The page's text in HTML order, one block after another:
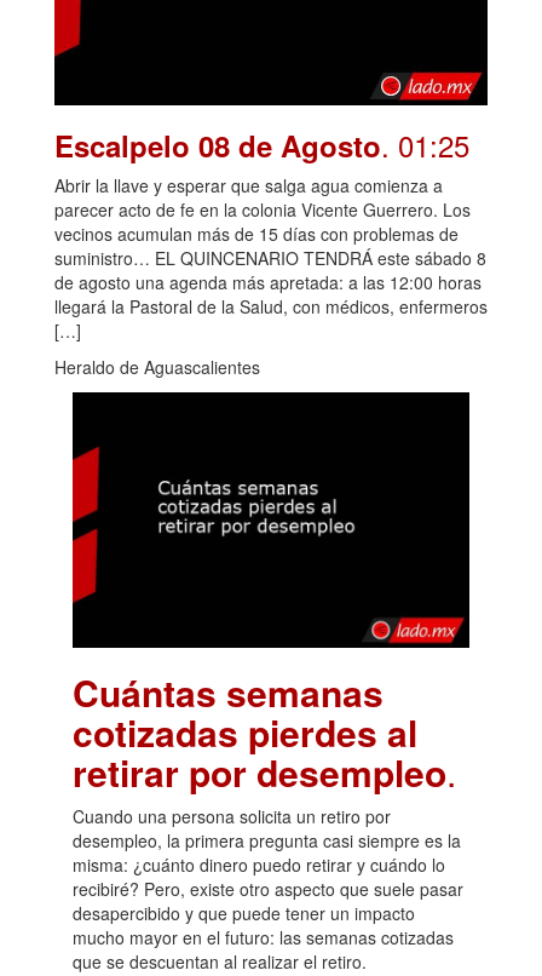
Escalpelo 08 de Agosto. 01:25
Abrir la llave y esperar que salga agua comienza a
parecer acto de fe en la colonia Vicente Guerrero. Los
vecinos acumulan más de 15 días con problemas de
suministro… EL QUINCENARIO TENDRÁ este sábado 8
de agosto una agenda más apretada: a las 12:00 horas
llegará la Pastoral de la Salud, con médicos, enfermeros
[…]
Heraldo de Aguascalientes
Cuántas semanas
cotizadas pierdes al
retirar por desempleo.
Cuando una persona solicita un retiro por
desempleo, la primera pregunta casi siempre es la
misma: ¿cuánto dinero puedo retirar y cuándo lo
recibiré? Pero, existe otro aspecto que suele pasar
desapercibido y que puede tener un impacto
mucho mayor en el futuro: las semanas cotizadas
que se descuentan al realizar el retiro.